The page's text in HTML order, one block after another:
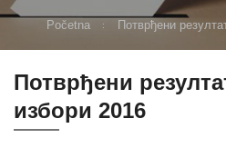
Početna Потврђени
Потврђени
избори 2016